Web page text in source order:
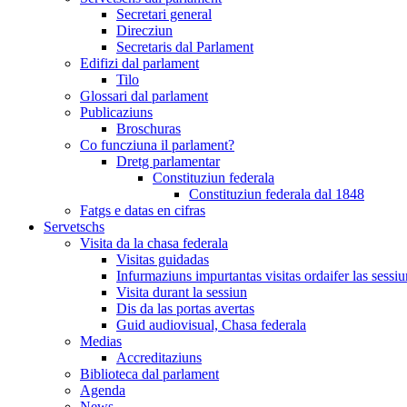
Secretari general
Direcziun
Secretaris dal Parlament
Edifizi dal parlament
Tilo
Glossari dal parlament
Publicaziuns
Broschuras
Co funcziuna il parlament?
Dretg parlamentar
Constituziun federala
Constituziun federala dal 1848
Fatgs e datas en cifras
Servetschs
Visita da la chasa federala
Visitas guidadas
Infurmaziuns impurtantas visitas ordaifer las
Visita durant la sessiun
Dis da las portas avertas
Guid audiovisual, Chasa federala
Medias
Accreditaziuns
Biblioteca dal parlament
Agenda